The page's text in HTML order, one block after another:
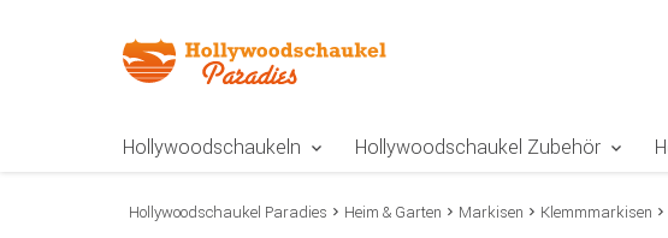
Hollywoodschaukeln Hollywoodschaukel Zubehör
Hollywoodschaukel Paradies Heim & Garten Markisen Klemmmarkisen